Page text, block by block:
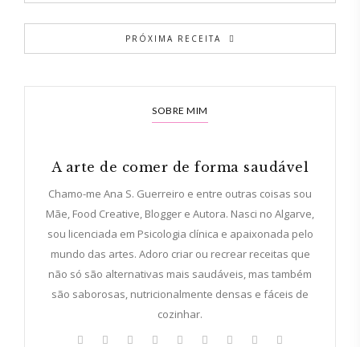
PRÓXIMA RECEITA
SOBRE MIM
A arte de comer de forma saudável
Chamo-me Ana S. Guerreiro e entre outras coisas sou
Mãe, Food Creative, Blogger e Autora. Nasci no Algarve,
sou licenciada em Psicologia clínica e apaixonada pelo
mundo das artes. Adoro criar ou recrear receitas que
não só são alternativas mais saudáveis, mas também
são saborosas, nutricionalmente densas e fáceis de
cozinhar.